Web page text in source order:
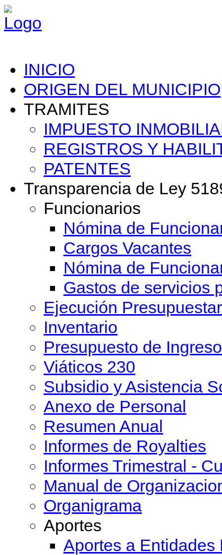
INICIO
ORIGEN DEL MUNICIPIO
TRAMITES
IMPUESTO
REGISTROS Y
PATENTES
Transparencia de Ley
Funcionarios
Nómina de
Cargos Vacantes
Nómina de
Gastos de servicios
Ejecución
Inventario
Presupuesto de
Viáticos 230
Subsidio y Asistencia
Anexo de Personal
Resumen Anual
Informes de Royalties
Informes Trimestral -
Manual de
Organigrama
Aportes
Aportes a Entidades